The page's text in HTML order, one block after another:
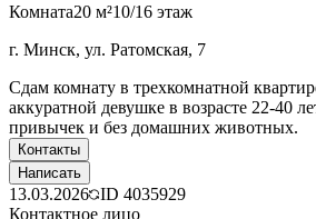
Комната20 м²10/16 этаж
г. Минск, ул. Ратомская, 7
Сдам комнату в трехкомнатной
аккуратной девушке в возрасте 22-40
привычек и без домашних животных.
Контакты
Написать
13.03.2026 ID 4035929
Контактное лицо